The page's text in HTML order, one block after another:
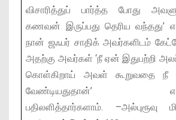
விசாரித்துப் பார்த்த போது
கணவன் இருப்பது தெரிய வந்தது’
நான் ஜஃபர் சாதிக் அவர்களிடம்
அதற்கு அவர்கள் ‘நீ ஏன் இதுபற்றி
கொள்கிறாய் அவள் கூறுவதை நீ
வேண்டியதுதான்’
பதிலளித்தார்களாம். –அல்புரூவு